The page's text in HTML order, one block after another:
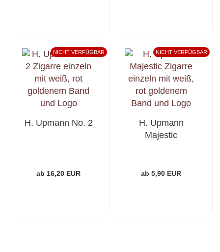
NICHT VERFÜGBAR
H. Upmann No. 2
ab 16,20 EUR
NICHT VERFÜGBAR
H. Upmann
Majestic
ab 5,90 EUR